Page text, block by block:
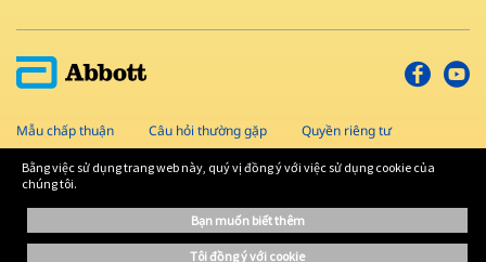
Mẫu chấp thuận Câu hỏi thường gặp
Quyền riêng tư
Sơ đồ trang
Điều khoản và điều kiện Liên hệ
Bản quyền © 2022 Abbott
Bằng việc sử dụng trang web này, quý vị đồng ý với việc sử dụng cookie của
chúng tôi.
bạn muốn biết thêm
tôi đồng ý với cookie